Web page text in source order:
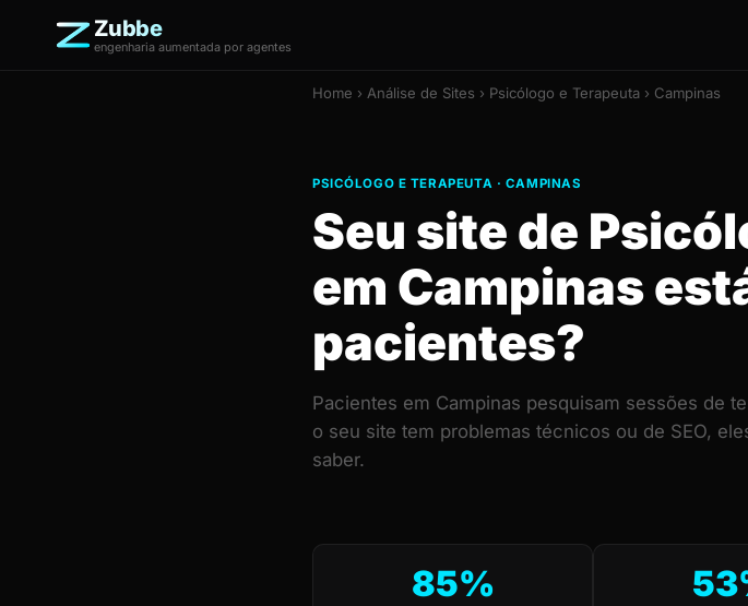
Zubbe
engenharia aumentada por agentes
Home › Análise de Sites › Psicólogo e Terapeuta › Campinas
PSICÓLOGO E TERAPEUTA · CAMPINAS
Seu site de
em Campinas
pacientes?
Pacientes em Campinas pesquisam sessões de
o seu site tem problemas técnicos ou de SEO,
saber.
85%